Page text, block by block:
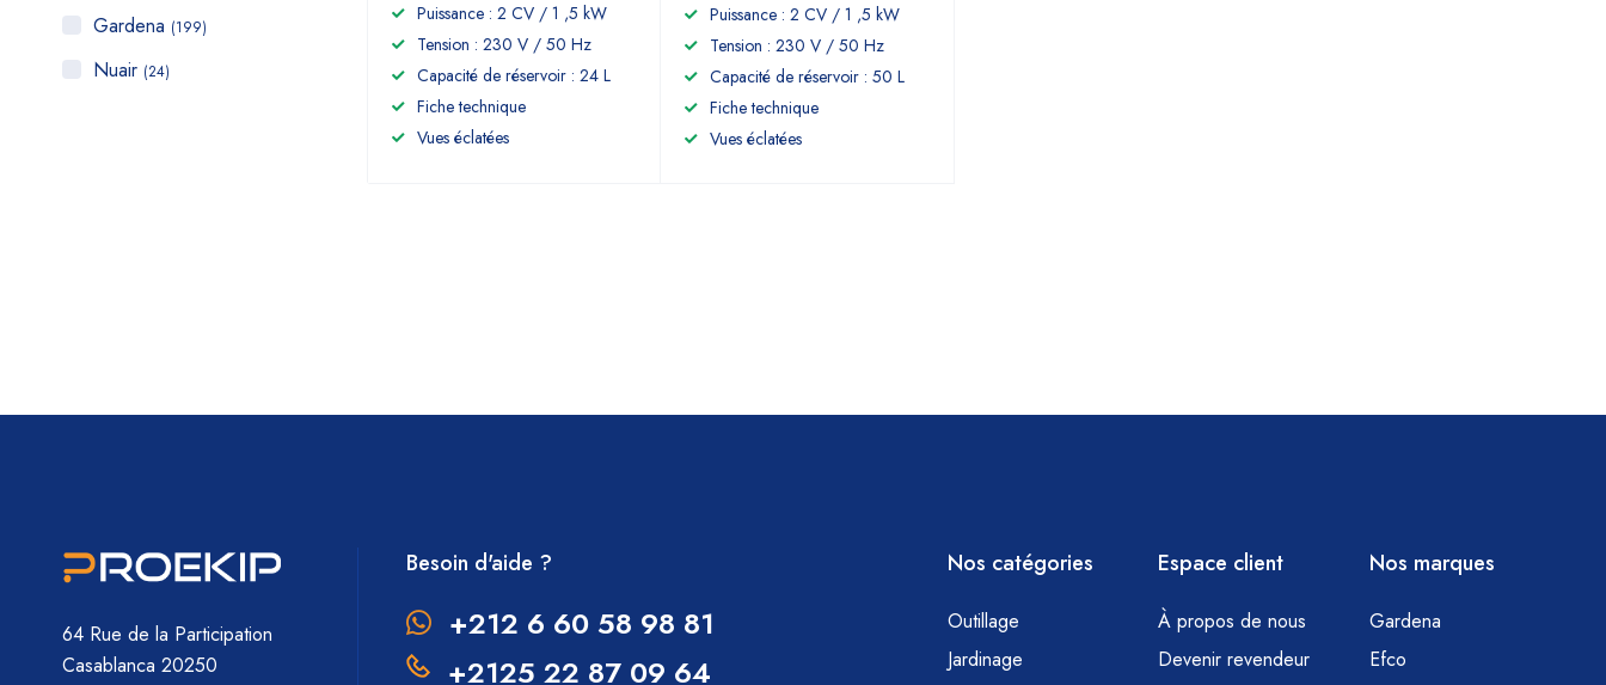
Gardena (199)
Nuair (24)
Puissance : 2 CV / 1 ,5 kW
Tension : 230 V / 50 Hz
Capacité de réservoir : 24 L
Fiche technique
Vues éclatées
Puissance : 2 CV / 1 ,5 kW
Tension : 230 V / 50 Hz
Capacité de réservoir : 50 L
Fiche technique
Vues éclatées
64 Rue de la Participation
Casablanca 20250
Besoin d'aide ?
+212 6 60 58 98 81
+2125 22 87 09 64
Nos catégories
Outillage
Jardinage
Espace client
À propos de nous
Devenir revendeur
Nos marques
Gardena
Efco